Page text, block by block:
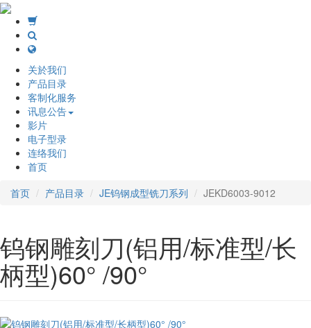
关於我们
产品目录
客制化服务
讯息公告
影片
电子型录
连络我们
首页
首页
产品目录 JE钨钢成型铣刀系列 JEKD6003-9012
钨钢雕刻刀(铝用/标准型/长
柄型)60° /90°